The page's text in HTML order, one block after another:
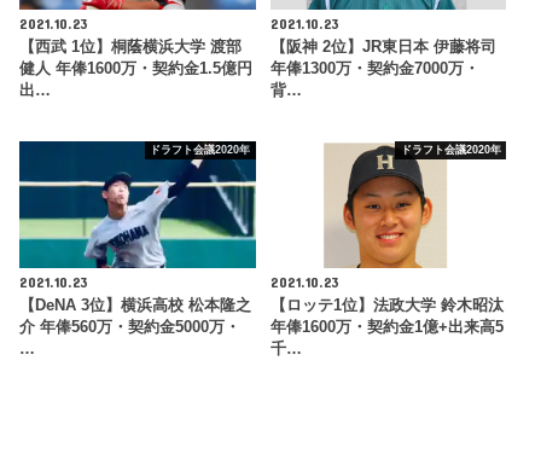
2021.10.23
【西武 1位】桐蔭横浜大学 渡部
健人 年俸1600万・契約金1.5億円
出…
2021.10.23
【阪神 2位】JR東日本 伊藤将司
年俸1300万・契約金7000万・
背…
ドラフト会議2020年
2021.10.23
【DeNA 3位】横浜高校 松本隆之
介 年俸560万・契約金5000万・
…
ドラフト会議2020年
2021.10.23
【ロッテ1位】法政大学 鈴木昭汰
年俸1600万・契約金1億+出来高5
千…